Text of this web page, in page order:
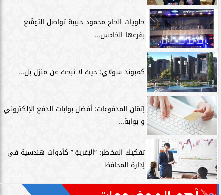
حلويات الحاج محمود حبيبة تواصل التوسُّع
بفرعها الخامس...
كمبوند سولاي: حيث لا تبحث عن منزل بل...
إتقان المدفوعات: أفضل بوابات الدفع الإلكتروني
و بوابة...
تفكيك المخاطر: ”الإغريق” كأدوات هندسية في
إدارة المحافظ